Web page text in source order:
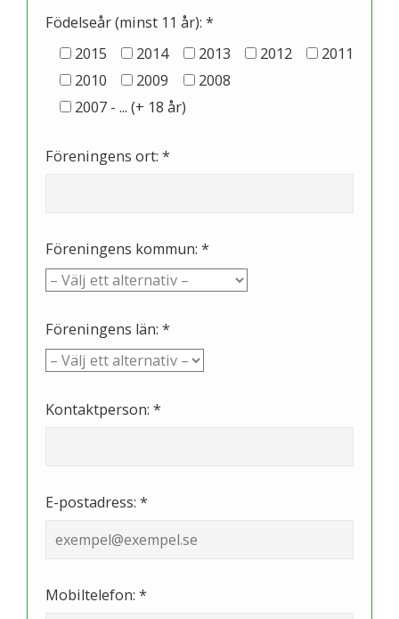
Födelseår (minst 11 år): *
2015
2014 2013 2012
2011
2010
2009
2008
2007 - ... (+ 18 år)
Föreningens ort: *
Föreningens kommun: *
Föreningens län: *
Kontaktperson: *
E-postadress: *
Mobiltelefon: *